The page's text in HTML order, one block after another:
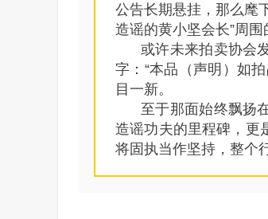
公告长期悬挂，那么麾
造谣的黄小坚会长”周围
或许未来拍卖协会
字：“本品（声明）如
目一新。
至于那面始终飘扬
造谣功夫的里程碑，更
将固执当作坚持，整个